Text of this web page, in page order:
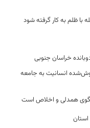
با ظلم به کار گرفته شود
انسانیت به جامعه
همدلی و اخلاص است
استان